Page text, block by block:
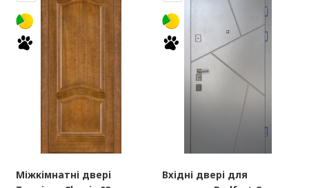
Міжкімнатні двері
Вхідні двері для